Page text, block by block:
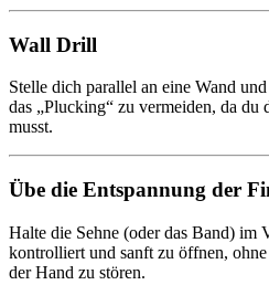
Wall Drill
Stelle dich parallel an eine Wand
das „Plucking“ zu vermeiden, da du
musst.
Übe die Entspannung der
Halte die Sehne (oder das Band) im
kontrolliert und sanft zu öffnen,
der Hand zu stören.